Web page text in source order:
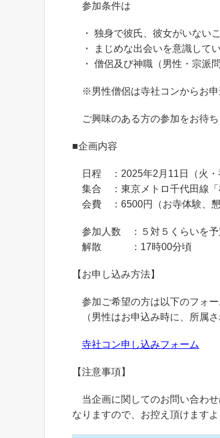
参加条件は
・ 独身で彼氏、彼女がいない
・ まじめな出会いを意識して
・ 僧侶及び神職（男性・宗派
※男性僧侶は寺社コンからお申
ご興味のある方の参加をお待ち
■企画内容
日程 ：2025年2月11日（火・
集合 ：東京メトロ千代田線
会費 ：6500円（お寺体験、懇
参加人数 ：５対５くらいを予
解散 ：17時00分頃
【お申し込み方法】
参加ご希望の方は以下のフォー
（男性はお申込み時に、所属さ
寺社コン申し込みフォーム
【注意事項】
当企画に関してのお問い合わ
なりますので、お控え頂けます